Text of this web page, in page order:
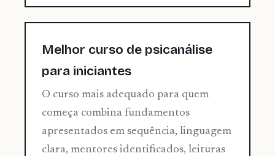
Melhor curso de psicanálise
para iniciantes
O curso mais adequado para quem
começa combina fundamentos
apresentados em sequência, linguagem
clara, mentores identificados, leituras